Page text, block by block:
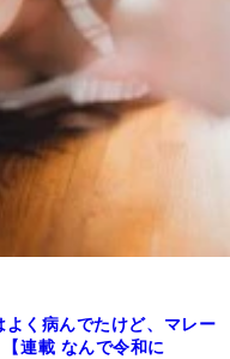
く病んでたけど、マレー
連載 なんで令和に